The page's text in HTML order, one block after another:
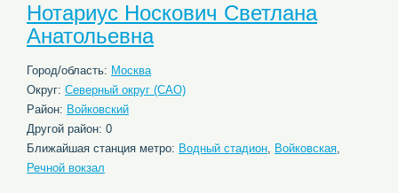
Нотариус Носкович Светлана
Анатольевна
Город/область: Москва
Округ: Северный округ (САО)
Район: Войковский
Другой район: 0
Ближайшая станция метро: Водный стадион, Войковская,
Речной вокзал